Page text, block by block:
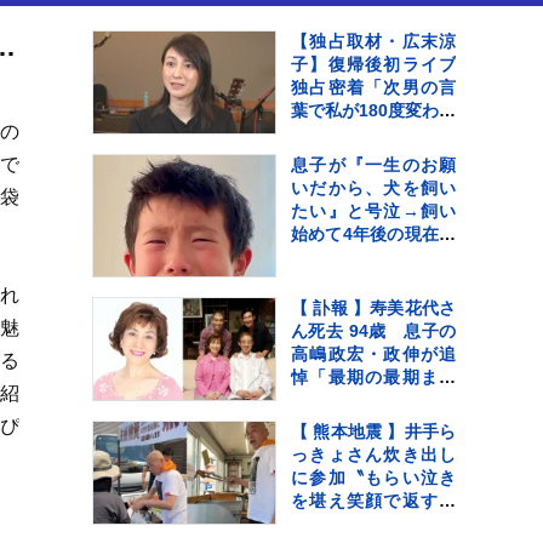
かひれを気軽に楽しむコース
【独占取材・広末涼
子】復帰後初ライブ
独占密着「次男の言
葉で私が180度変わっ
断させた“次男の言
葉”（特別インタビュ
ー）
息子が『一生のお願
いだから、犬を飼い
たい』と号泣→飼い
始めて4年後の現在…
「素敵」「愛溢れて
る」
【 訃報 】寿美花代さ
ん死去 94歳 息子の
高嶋政宏・政伸が追
悼「最期の最期まで
た母でした」
【 熊本地震 】井手ら
っきょさん炊き出し
に参加〝もらい泣き
を堪え笑顔で返すの